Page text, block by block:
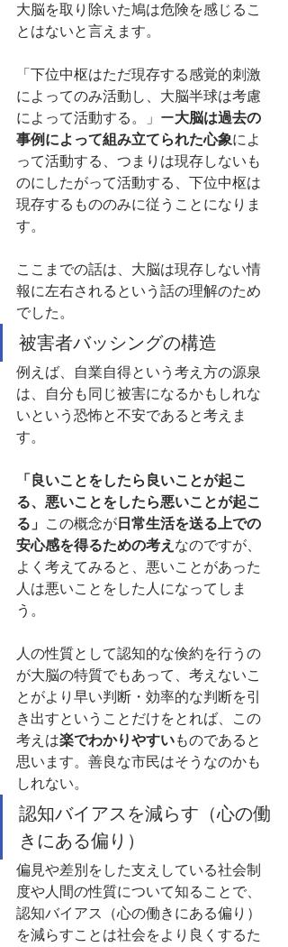
大脳を取り除いた鳩は危険を感じるこ
とはないと言えます。
「下位中枢はただ現存する感覚的刺激
によってのみ活動し、大脳半球は考慮
によって活動する。」ー大脳は過去の
事例によって組み立てられた心象によ
って活動する、つまりは現存しないも
のにしたがって活動する、下位中枢は
現存するもののみに従うことになりま
す。
ここまでの話は、大脳は現存しない情
報に左右されるという話の理解のため
でした。
被害者バッシングの構造
例えば、自業自得という考え方の源泉
は、自分も同じ被害になるかもしれな
いという恐怖と不安であると考えま
す。
「良いことをしたら良いことが起こ
る、悪いことをしたら悪いことが起こ
る」 この概念が日常生活を送る上での
安心感を得るための考え なのですが、
よく考えてみると、悪いことがあった
人は悪いことをした人になってしま
う。
人の性質として認知的な倹約を行うの
が大脳の特質でもあって、考えないこ
とがより早い判断・効率的な判断を引
き出すということだけをとれば、この
考えは楽でわかりやすいものであると
思います。善良な市民はそうなのかも
しれない。
認知バイアスを減らす（心の働
きにある偏り）
偏見や差別をした支えしている社会制
度や人間の性質について知ることで、
認知バイアス（心の働きにある偏り）
を減らすことは社会をより良くするた